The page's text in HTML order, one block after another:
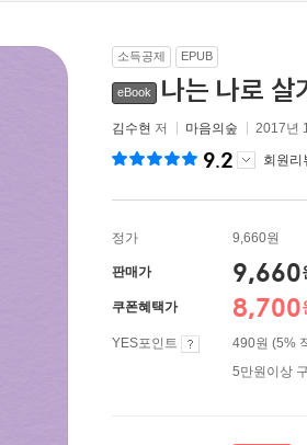
소득공제 EPUB
eBook 나는 나로 살
김수현 저 마음의숲 2017년
9.2 회원리
정가 9,660원
판매가 9,660
쿠폰혜택가 8,700
YES포인트
490원 (5%
5만원이상